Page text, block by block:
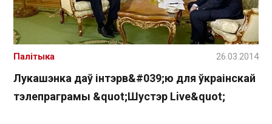
Лукашэнка даў інтэрв&#039;ю для ўкраінскай
тэлепраграмы &quot;Шустэр Live&quot;
Палітыка 26.03.2014